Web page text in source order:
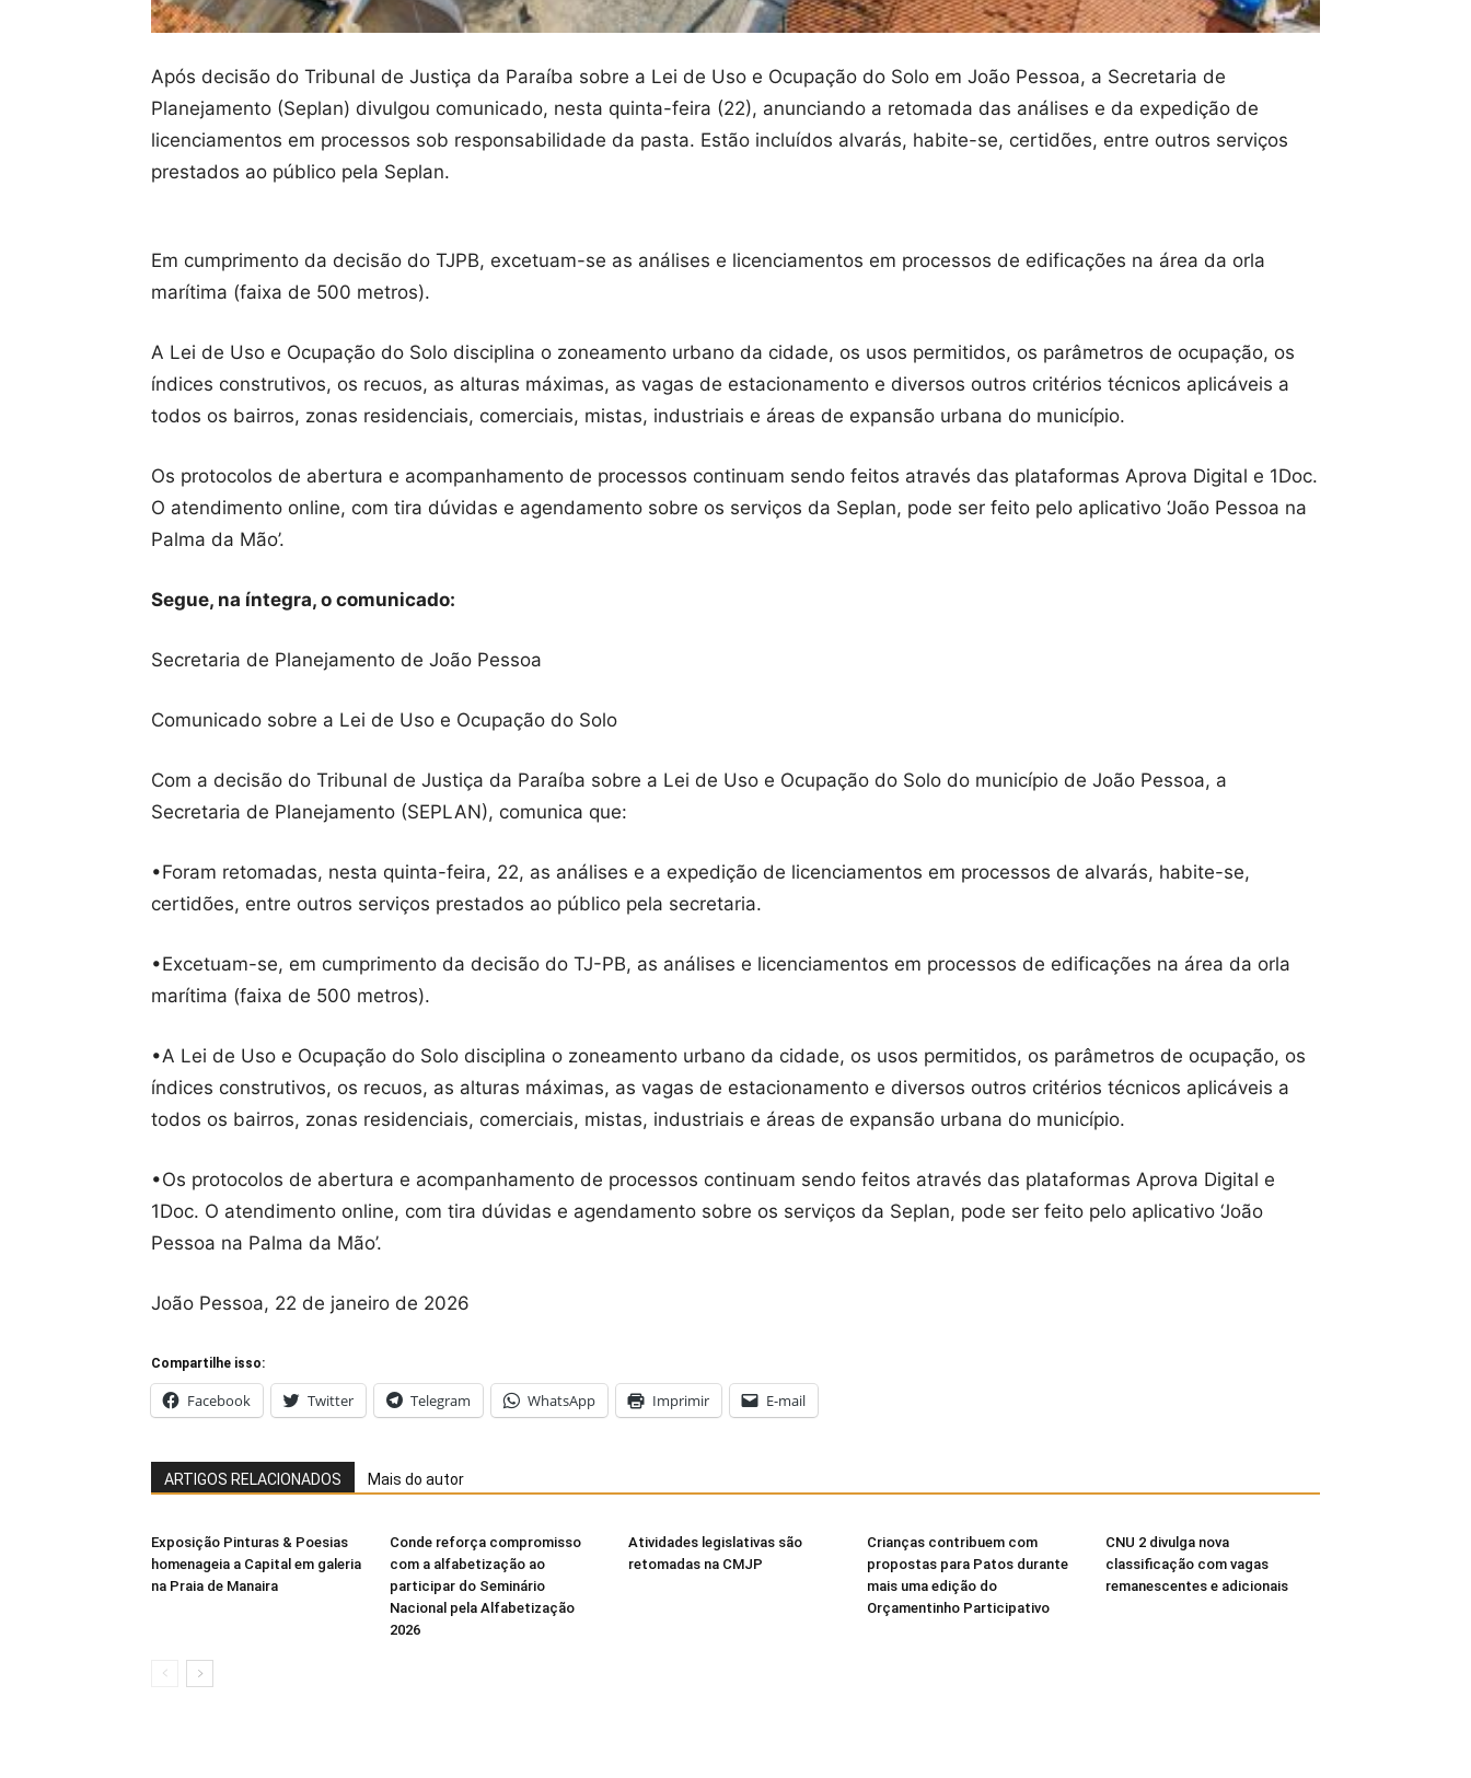
Após decisão do Tribunal de Justiça da Paraíba sobre a Lei de Uso e Ocupação do Solo em João Pessoa, a Secretaria de
Planejamento (Seplan) divulgou comunicado, nesta quinta-feira (22), anunciando a retomada das análises e da expedição de
licenciamentos em processos sob responsabilidade da pasta. Estão incluídos alvarás, habite-se, certidões, entre outros serviços
prestados ao público pela Seplan.
Em cumprimento da decisão do TJPB, excetuam-se as análises e licenciamentos em processos de edificações na área da orla
marítima (faixa de 500 metros).
A Lei de Uso e Ocupação do Solo disciplina o zoneamento urbano da cidade, os usos permitidos, os parâmetros de ocupação, os
índices construtivos, os recuos, as alturas máximas, as vagas de estacionamento e diversos outros critérios técnicos aplicáveis a
todos os bairros, zonas residenciais, comerciais, mistas, industriais e áreas de expansão urbana do município.
Os protocolos de abertura e acompanhamento de processos continuam sendo feitos através das plataformas Aprova Digital e 1Doc.
O atendimento online, com tira dúvidas e agendamento sobre os serviços da Seplan, pode ser feito pelo aplicativo ‘João Pessoa na
Palma da Mão’.
Segue, na íntegra, o comunicado:
Secretaria de Planejamento de João Pessoa
Comunicado sobre a Lei de Uso e Ocupação do Solo
Com a decisão do Tribunal de Justiça da Paraíba sobre a Lei de Uso e Ocupação do Solo do município de João Pessoa, a
Secretaria de Planejamento (SEPLAN), comunica que:
•Foram retomadas, nesta quinta-feira, 22, as análises e a expedição de licenciamentos em processos de alvarás, habite-se,
certidões, entre outros serviços prestados ao público pela secretaria.
•Excetuam-se, em cumprimento da decisão do TJ-PB, as análises e licenciamentos em processos de edificações na área da orla
marítima (faixa de 500 metros).
•A Lei de Uso e Ocupação do Solo disciplina o zoneamento urbano da cidade, os usos permitidos, os parâmetros de ocupação, os
índices construtivos, os recuos, as alturas máximas, as vagas de estacionamento e diversos outros critérios técnicos aplicáveis a
todos os bairros, zonas residenciais, comerciais, mistas, industriais e áreas de expansão urbana do município.
•Os protocolos de abertura e acompanhamento de processos continuam sendo feitos através das plataformas Aprova Digital e
1Doc. O atendimento online, com tira dúvidas e agendamento sobre os serviços da Seplan, pode ser feito pelo aplicativo ‘João
Pessoa na Palma da Mão’.
João Pessoa, 22 de janeiro de 2026
Compartilhe isso:
Facebook Twitter Telegram WhatsApp Imprimir E-mail
ARTIGOS RELACIONADOS Mais do autor
Exposição Pinturas & Poesias
homenageia a Capital em galeria
na Praia de Manaira
Conde reforça compromisso
com a alfabetização ao
participar do Seminário
Nacional pela Alfabetização
2026
Atividades legislativas são
retomadas na CMJP
Crianças contribuem com
propostas para Patos durante
mais uma edição do
Orçamentinho Participativo
CNU 2 divulga nova
classificação com vagas
remanescentes e adicionais